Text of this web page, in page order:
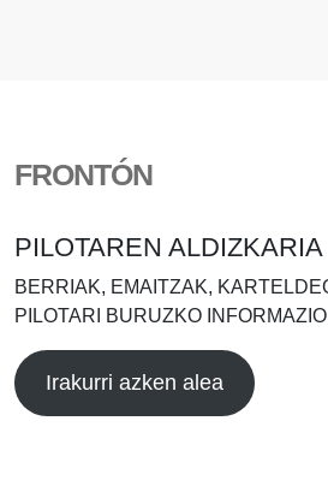
FRONTÓN
PILOTAREN ALDIZKARIA
BERRIAK, EMAITZAK,
PILOTARI BURUZKO
Irakurri azken alea